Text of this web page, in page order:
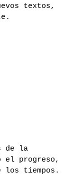
textos,
de la
el progreso,
los tiempos.